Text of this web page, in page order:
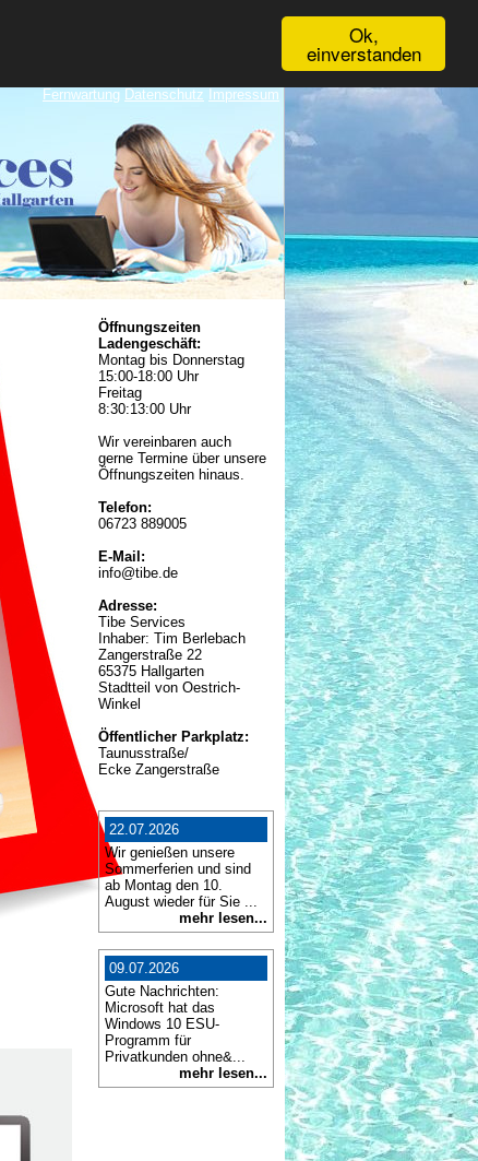
Ok,
einverstanden
Fernwartung Datenschutz Impressum
Öffnungszeiten
Ladengeschäft:
Montag bis Donnerstag
15:00-18:00 Uhr
Freitag
8:30:13:00 Uhr
Wir vereinbaren auch
gerne Termine über unsere
Öffnungszeiten hinaus.
Telefon:
06723 889005
E-Mail:
info@tibe.de
Adresse:
Tibe Services
Inhaber: Tim Berlebach
Zangerstraße 22
65375 Hallgarten
Stadtteil von Oestrich-
Winkel
Öffentlicher Parkplatz:
Taunusstraße/
Ecke Zangerstraße
22.07.2026
Wir genießen unsere
Sommerferien und sind
ab Montag den 10.
August wieder für Sie ...
mehr lesen...
09.07.2026
Gute Nachrichten:
Microsoft hat das
Windows 10 ESU-
Programm für
Privatkunden ohne&...
mehr lesen...